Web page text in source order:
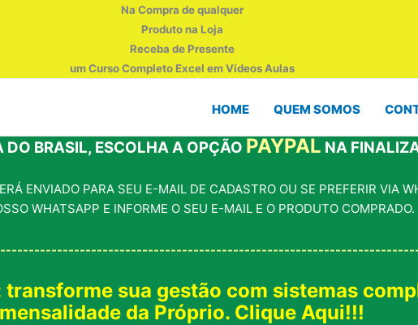
Na Compra de qualquer
Produto na Loja
Receba de Presente
um Curso Completo Excel em Vídeos Aulas
HOME QUEM SOMOS
DO BRASIL, ESCOLHA A OPÇÃO PAYPAL NA
ENVIADO PARA SEU E-MAIL DE CADASTRO OU SE PREFERIR VIA
WHATSAPP E INFORME O SEU E-MAIL E O PRODUTO COMPRADO.
sua gestão com sistemas
mensalidade da Próprio. Clique Aqui!!!